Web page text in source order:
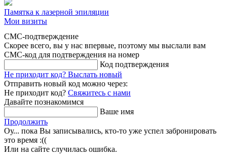
Памятка к лазерной эпиляции
Мои визиты
СМС-подтверждение
Скорее всего, вы у нас впервые, поэтому мы выслали вам
СМС-код для подтверждения на номер
Код подтверждения
Не приходит код? Выслать новый
Отправить новый код можно через:
Не приходит код? Свяжитесь с нами
Давайте познакомимся
Ваше имя
Продолжить
Оу... пока Вы записывались, кто-то уже успел забронировать
это время :((
Или на сайте случилась ошибка.